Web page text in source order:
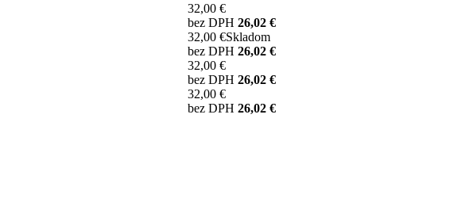
32,00 €
bez DPH 26,02 €
32,00 €Skladom
bez DPH 26,02 €
32,00 €
bez DPH 26,02 €
32,00 €
bez DPH 26,02 €